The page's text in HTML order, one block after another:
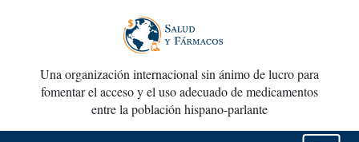
Una organización internacional sin ánimo de lucro para
fomentar el acceso y el uso adecuado de medicamentos
entre la población hispano-parlante